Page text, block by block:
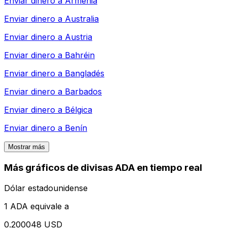
Enviar dinero a Australia
Enviar dinero a Austria
Enviar dinero a Bahréin
Enviar dinero a Bangladés
Enviar dinero a Barbados
Enviar dinero a Bélgica
Enviar dinero a Benín
Mostrar más
Más gráficos de divisas ADA en tiempo real
Dólar estadounidense
1 ADA equivale a
0.200048 USD